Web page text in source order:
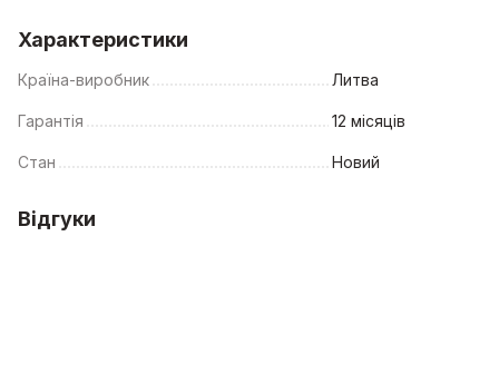
Характеристики
Країна-виробник Литва
Гарантія 12 місяців
Стан Новий
Відгуки